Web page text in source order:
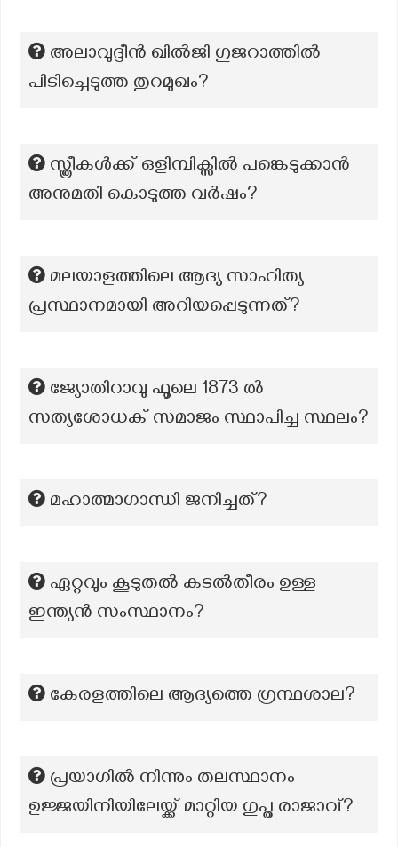
അലാവുദ്ദീൻ ഖിൽജി ഗുജറാത്തിൽ
പിടിച്ചെടുത്ത തുറമുഖം?
സ്ത്രീകൾക്ക് ഒളിമ്പിക്സിൽ പങ്കെടുക്കാൻ
അനുമതി കൊടുത്ത വർഷം?
മലയാളത്തിലെ ആദ്യ സാഹിത്യ
പ്രസ്ഥാനമായി അറിയപ്പെടുന്നത്?
ജ്യോതിറാവു ഫൂലെ 1873 ൽ
സത്യശോധക് സമാജം സ്ഥാപിച്ച സ്ഥലം?
മഹാത്മാഗാന്ധി ജനിച്ചത്?
ഏറ്റവും കൂടുതല്‍ കടല്‍തീരം ഉള്ള
ഇന്ത്യന്‍ സംസ്ഥാനം?
കേരളത്തിലെ ആദ്യത്തെ ഗ്രന്ഥശാല?
പ്രയാഗിൽ നിന്നും തലസ്ഥാനം
ഉജ്ജയിനിയിലേയ്ക്ക് മാറ്റിയ ഗുപ്ത രാജാവ്?